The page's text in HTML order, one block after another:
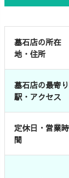
墓石店の所在
地・住所
墓石店の最寄り
駅・アクセス
定休日・営業時
間